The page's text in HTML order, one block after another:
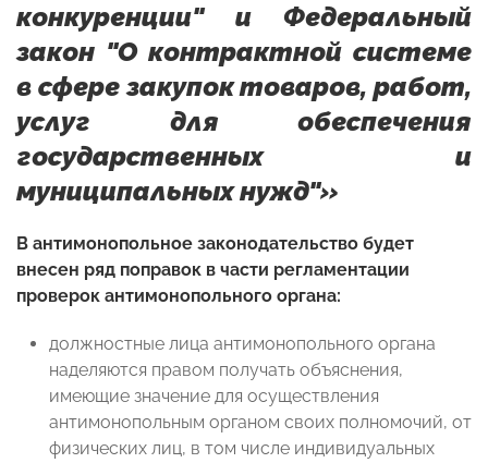
конкуренции" и Федеральный
закон "О контрактной системе
в сфере закупок товаров, работ,
услуг для обеспечения
государственных и
муниципальных нужд"»
В антимонопольное законодательство будет
внесен ряд поправок в части регламентации
проверок антимонопольного органа:
должностные лица антимонопольного органа
наделяются правом получать объяснения,
имеющие значение для осуществления
антимонопольным органом своих полномочий, от
физических лиц, в том числе индивидуальных